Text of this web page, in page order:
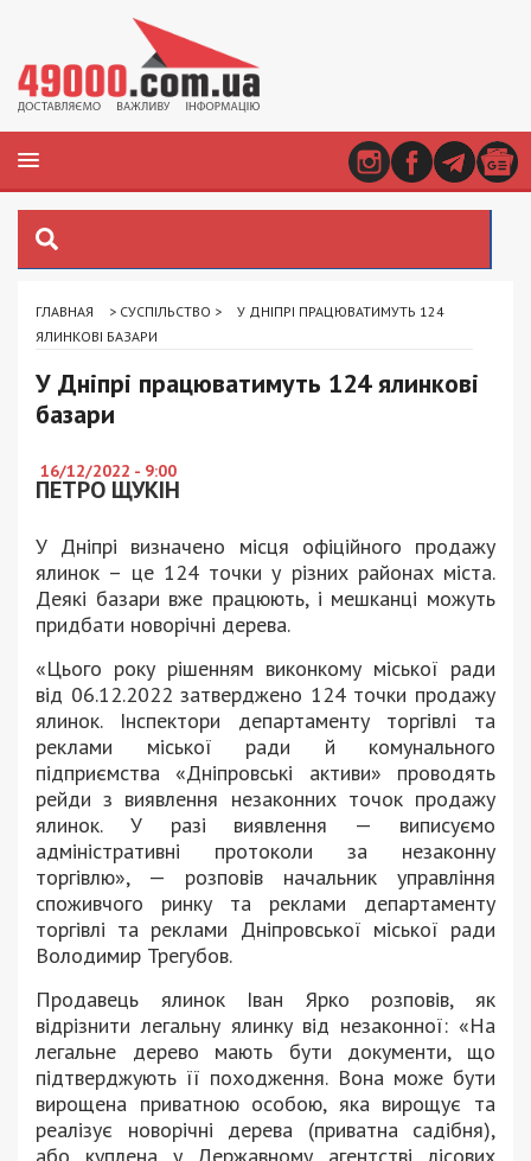
ГЛАВНАЯ > СУСПІЛЬСТВО >
У ДНІПРІ ПРАЦЮВАТИМУТЬ 124
ЯЛИНКОВІ БАЗАРИ
У Дніпрі працюватимуть 124 ялинкові
базари
16/12/2022 - 9:00
ПЕТРО ЩУКІН
У Дніпрі визначено місця офіційного продажу
ялинок – це 124 точки у різних районах міста.
Деякі базари вже працюють, і мешканці можуть
придбати новорічні дерева.
«Цього року рішенням виконкому міської ради
від 06.12.2022 затверджено 124 точки продажу
ялинок. Інспектори департаменту торгівлі та
реклами міської ради й комунального
підприємства «Дніпровські активи» проводять
рейди з виявлення незаконних точок продажу
ялинок. У разі виявлення — виписуємо
адміністративні протоколи за незаконну
торгівлю», — розповів начальник управління
споживчого ринку та реклами департаменту
торгівлі та реклами Дніпровської міської ради
Володимир Трегубов.
Продавець ялинок Іван Ярко розповів, як
відрізнити легальну ялинку від незаконної: «На
легальне дерево мають бути документи, що
підтверджують її походження. Вона може бути
вирощена приватною особою, яка вирощує та
реалізує новорічні дерева (приватна садібня),